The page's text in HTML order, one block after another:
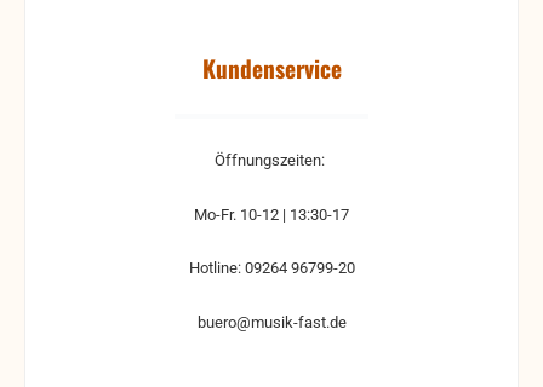
Kundenservice
Öffnungszeiten:
Mo-Fr. 10-12 | 13:30-17
Hotline: 09264 96799-20
buero@musik-fast.de